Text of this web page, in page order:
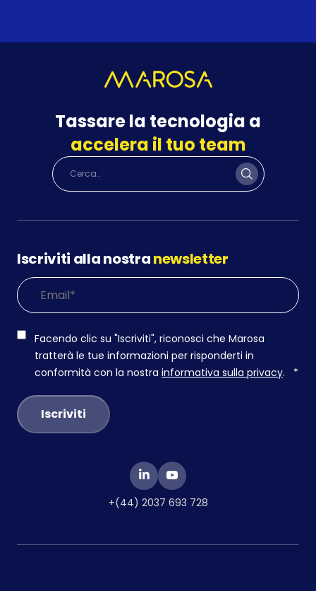
Tassare la tecnologia a
accelera il tuo team
Iscriviti alla nostranewsletter
Facendo clic su "Iscriviti", riconosci che Marosa
tratterà le tue informazioni per risponderti in
conformità con la nostra informativa sulla privacy. *
+(44) 2037 693 728